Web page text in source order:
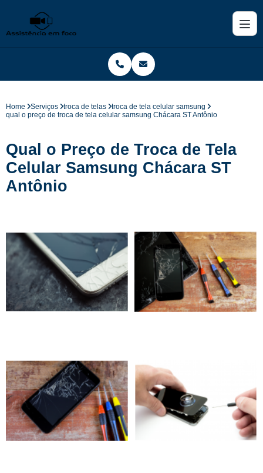
Home Serviços troca de telas
troca de tela celular samsung
qual o preço de troca de tela celular samsung Chácara ST Antônio
Qual o Preço de Troca de Tela
Celular Samsung Chácara ST
Antônio